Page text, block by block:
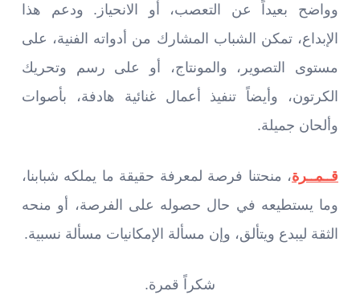
وواضح بعيداً عن التعصب، أو الانحياز. ودعم هذا
الإبداع، تمكن الشباب المشارك من أدواته الفنية، على
مستوى التصوير، والمونتاج، أو على رسم وتحريك
الكرتون، وأيضاً تنفيذ أعمال غنائية هادفة، بأصوات
وألحان جميلة.
قــمــرة، منحتنا فرصة لمعرفة حقيقة ما يملكه شبابنا،
وما يستطيعه في حال حصوله على الفرصة، أو منحه
الثقة ليبدع ويتألق، وإن مسألة الإمكانيات مسألة نسبية.
شكراً قمرة.